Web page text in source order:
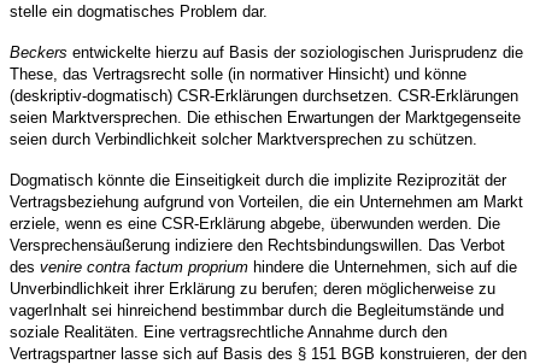
stelle ein dogmatisches Problem dar.
Beckers entwickelte hierzu auf Basis der soziologischen Jurisprudenz die
These, das Vertragsrecht solle (in normativer Hinsicht) und könne
(deskriptiv-dogmatisch) CSR-Erklärungen durchsetzen. CSR-Erklärungen
seien Marktversprechen. Die ethischen Erwartungen der Marktgegenseite
seien durch Verbindlichkeit solcher Marktversprechen zu schützen.
Dogmatisch könnte die Einseitigkeit durch die implizite Reziprozität der
Vertragsbeziehung aufgrund von Vorteilen, die ein Unternehmen am Markt
erziele, wenn es eine CSR-Erklärung abgebe, überwunden werden. Die
Versprechensäußerung indiziere den Rechtsbindungswillen. Das Verbot
des venire contra factum proprium hindere die Unternehmen, sich auf die
Unverbindlichkeit ihrer Erklärung zu berufen; deren möglicherweise zu
vagerInhalt sei hinreichend bestimmbar durch die Begleitumstände und
soziale Realitäten. Eine vertragsrechtliche Annahme durch den
Vertragspartner lasse sich auf Basis des § 151 BGB konstruieren, der den